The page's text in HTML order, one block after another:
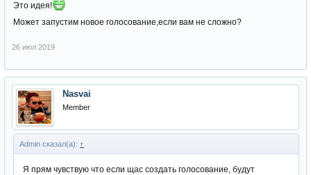
Это идея!
Может запустим новое голосование,если вам не сложно?
26 июл 2019
Nasvai
Member
Admin сказал(а): ↑
Я прям чувствую что если щас создать голосование, будут